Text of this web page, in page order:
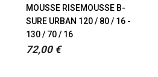
MOUSSE RISEMOUSSE B-
SURE URBAN 120 / 80 / 16 -
130 / 70 / 16
72,00 €